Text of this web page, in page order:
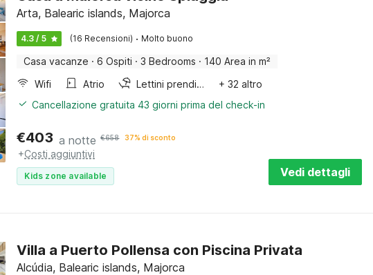
Arta, Balearic islands, Majorca
4.3 / 5 (16 Recensioni) · Molto buono
Casa vacanze · 6 Ospiti · 3 Bedrooms · 140 Area in m²
Wifi
Atrio Lettini prendisole
+ 32 altro
Cancellazione gratuita 43 giorni prima del check-in
€403 a notte €658 37% di sconto
+Costi aggiuntivi
Kids zone available Vedi dettagli
Villa a Puerto Pollensa con Piscina Privata
Alcúdia, Balearic islands, Majorca